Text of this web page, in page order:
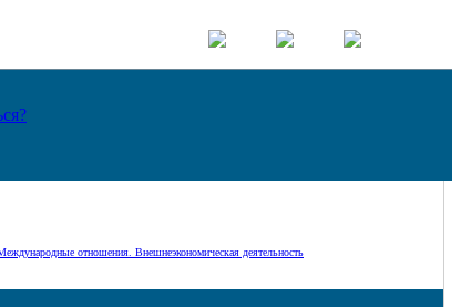
отношения. Внешнеэкономическая деятельность